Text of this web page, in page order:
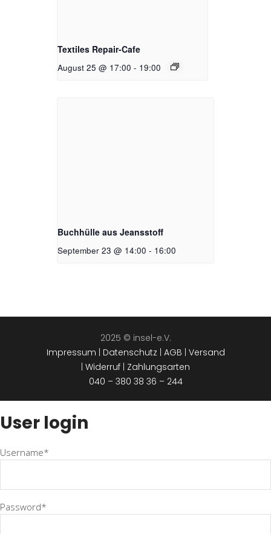
Textiles Repair-Cafe
August 25 @ 17:00 - 19:00
Buchhülle aus Jeansstoff
September 23 @ 14:00 - 16:00
2025 © insel-e.V.
Impressum | Datenschutz | AGB | Versand
| Widerruf | Zahlungsarten
040 – 380 38 36 – 244
User login
Username*
Password*